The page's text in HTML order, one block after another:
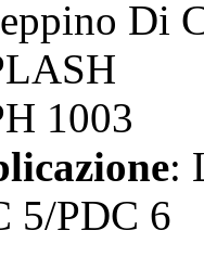
Di
1003
:
5/PDC 6